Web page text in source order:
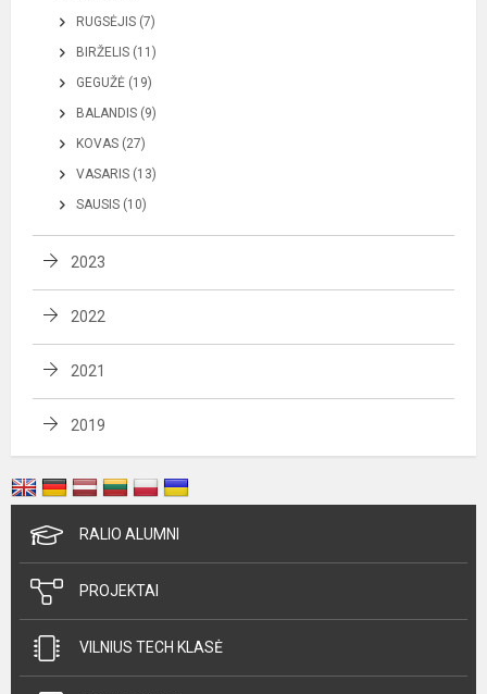
RUGSĖJIS (7)
BIRŽELIS (11)
GEGUŽĖ (19)
BALANDIS (9)
KOVAS (27)
VASARIS (13)
SAUSIS (10)
2023
2022
2021
2019
RALIO ALUMNI
PROJEKTAI
VILNIUS TECH KLASĖ